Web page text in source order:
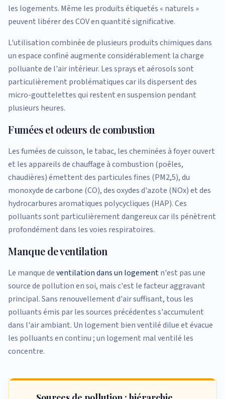
les logements. Même les produits étiquetés « naturels »
peuvent libérer des COV en quantité significative.
L'utilisation combinée de plusieurs produits chimiques dans
un espace confiné augmente considérablement la charge
polluante de l'air intérieur. Les sprays et aérosols sont
particulièrement problématiques car ils dispersent des
micro-gouttelettes qui restent en suspension pendant
plusieurs heures.
Fumées et odeurs de combustion
Les fumées de cuisson, le tabac, les cheminées à foyer ouvert
et les appareils de chauffage à combustion (poêles,
chaudières) émettent des particules fines (PM2,5), du
monoxyde de carbone (CO), des oxydes d'azote (NOx) et des
hydrocarbures aromatiques polycycliques (HAP). Ces
polluants sont particulièrement dangereux car ils pénètrent
profondément dans les voies respiratoires.
Manque de ventilation
Le manque deventilation dans un logementn'est pas une
source de pollution en soi, mais c'est le facteur aggravant
principal. Sans renouvellement d'air suffisant, tous les
polluants émis par les sources précédentes s'accumulent
dans l'air ambiant. Un logement bien ventilé dilue et évacue
les polluants en continu ; un logement mal ventilé les
concentre.